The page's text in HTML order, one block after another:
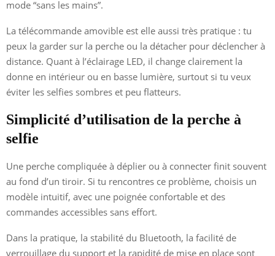
mode “sans les mains”.
La télécommande amovible est elle aussi très pratique : tu
peux la garder sur la perche ou la détacher pour déclencher à
distance. Quant à l’éclairage LED, il change clairement la
donne en intérieur ou en basse lumière, surtout si tu veux
éviter les selfies sombres et peu flatteurs.
Simplicité d’utilisation de la perche à
selfie
Une perche compliquée à déplier ou à connecter finit souvent
au fond d’un tiroir. Si tu rencontres ce problème, choisis un
modèle intuitif, avec une poignée confortable et des
commandes accessibles sans effort.
Dans la pratique, la stabilité du Bluetooth, la facilité de
verrouillage du support et la rapidité de mise en place sont